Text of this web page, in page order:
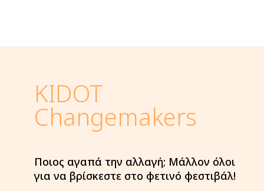
KIDOT
Changemakers
Ποιος αγαπά την αλλαγή; Μάλλον όλοι
για να βρίσκεστε στο φετινό φεστιβάλ!